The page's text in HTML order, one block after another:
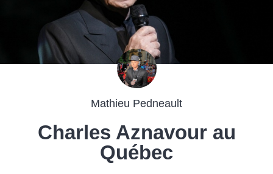
Mathieu Pedneault
Charles Aznavour au
Québec